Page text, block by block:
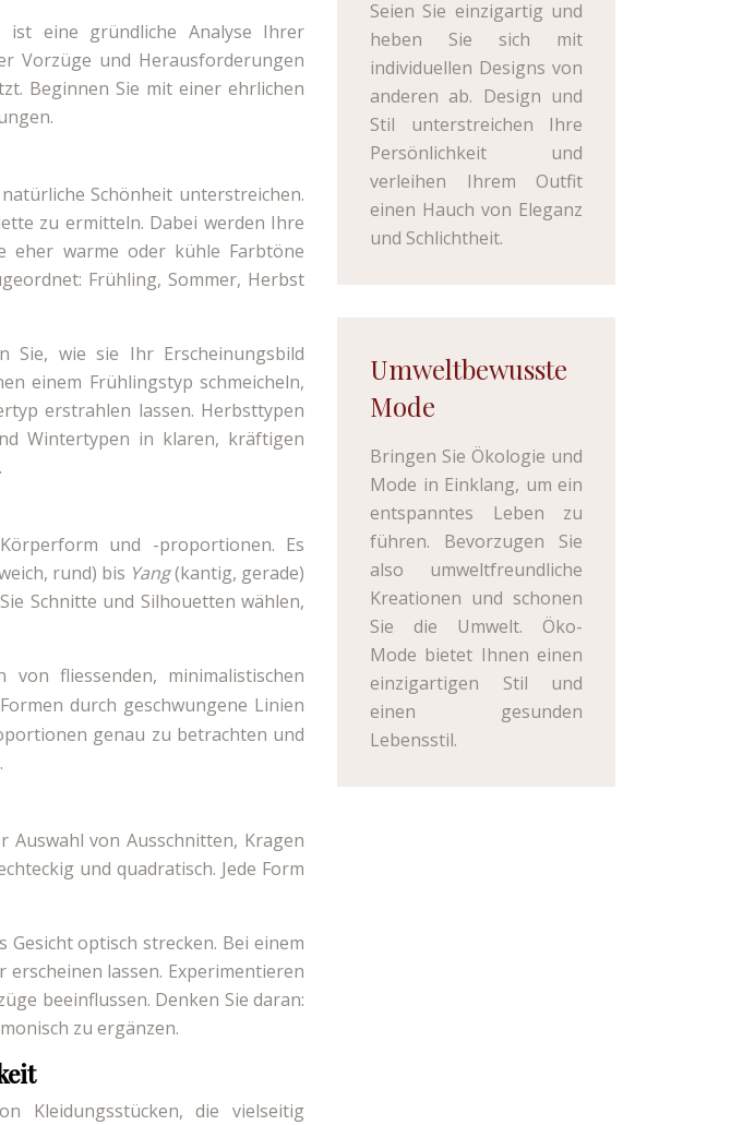
ist eine gründliche Analyse Ihrer
Vorzüge und Herausforderungen
Beginnen Sie mit einer ehrlichen
Schönheit unterstreichen.
zu ermitteln. Dabei werden Ihre
eher warme oder kühle Farbtöne
Frühling, Sommer, Herbst
Sie, wie sie Ihr Erscheinungsbild
einem Frühlingstyp schmeicheln,
erstrahlen lassen. Herbsttypen
Wintertypen in klaren, kräftigen
und -proportionen. Es
rund) bis Yang(kantig, gerade)
Schnitte und Silhouetten wählen,
fliessenden, minimalistischen
durch geschwungene Linien
genau zu betrachten und
von Ausschnitten, Kragen
und quadratisch. Jede Form
optisch strecken. Bei einem
lassen. Experimentieren
beeinflussen. Denken Sie daran:
zu ergänzen.
Kleidungsstücken, die vielseitig
Seien Sie einzigartig und
heben Sie sich mit
individuellen Designs von
anderen ab. Design und
Stil unterstreichen Ihre
Persönlichkeit und
verleihen Ihrem Outfit
einen Hauch von Eleganz
und Schlichtheit.
Umweltbewusste
Mode
Bringen Sie Ökologie und
Mode in Einklang, um ein
entspanntes Leben zu
führen. Bevorzugen Sie
also umweltfreundliche
Kreationen und schonen
Sie die Umwelt. Öko-
Mode bietet Ihnen einen
einzigartigen Stil und
einen gesunden
Lebensstil.